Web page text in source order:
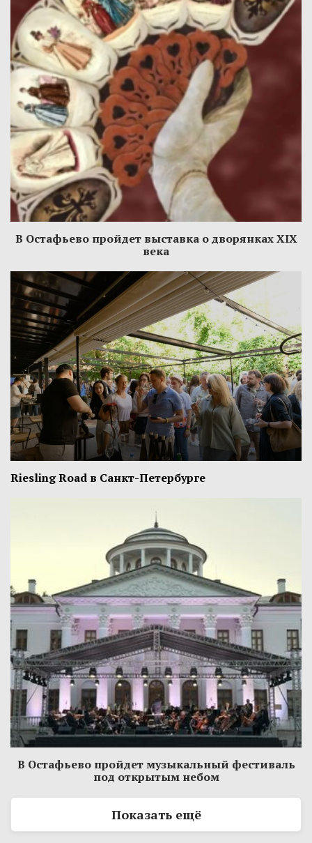
В Остафьево пройдет выставка о дворянках XIX
века
Riesling Road в Санкт-Петербурге
В Остафьево пройдет музыкальный фестиваль
под открытым небом
Показать ещё